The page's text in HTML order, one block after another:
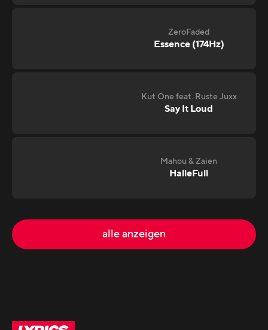
ZeroFaded
Essence (174Hz)
Kut One feat. Ruste Juxx
Say It Loud
Mahou & Zaien
HalleFull
alle anzeigen